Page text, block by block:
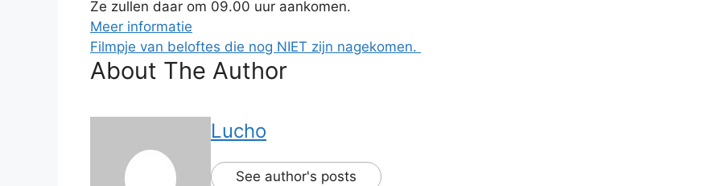
Ze zullen daar om 09.00 uur aankomen.
Meer informatie
Filmpje van beloftes die nog NIET zijn nagekomen.
About The Author
Lucho
See author's posts